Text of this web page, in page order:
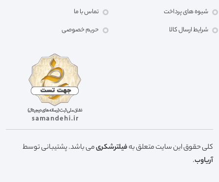
شیوه های پرداخت
شرایط ارسال کالا
تماس با ما
حریم خصوصی
کلی حقوق این سایت متعلق بهفیلترشکریمی باشد. پشتیبانی توسط
آریاوب.